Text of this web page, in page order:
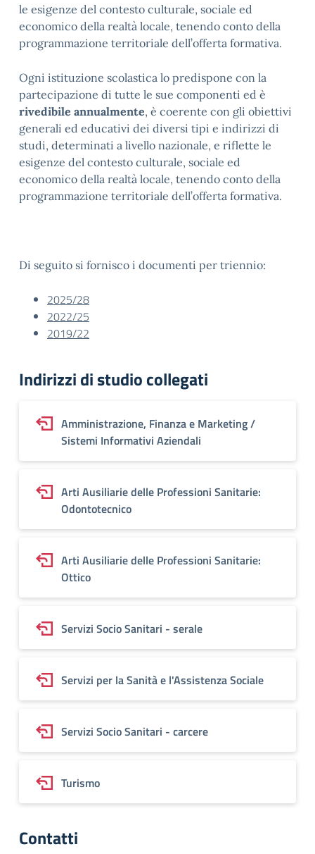
le esigenze del contesto culturale, sociale ed
economico della realtà locale, tenendo conto della
programmazione territoriale dell’offerta formativa.
Ogni istituzione scolastica lo predispone con la
partecipazione di tutte le sue componenti ed è
rivedibile annualmente, è coerente con gli obiettivi
generali ed educativi dei diversi tipi e indirizzi di
studi, determinati a livello nazionale, e riflette le
esigenze del contesto culturale, sociale ed
economico della realtà locale, tenendo conto della
programmazione territoriale dell’offerta formativa.
Di seguito si fornisco i documenti per triennio:
2025/28
2022/25
2019/22
Indirizzi di studio collegati
Amministrazione, Finanza e Marketing /
Sistemi Informativi Aziendali
Arti Ausiliarie delle Professioni Sanitarie:
Odontotecnico
Arti Ausiliarie delle Professioni Sanitarie:
Ottico
Servizi Socio Sanitari - serale
Servizi per la Sanità e l'Assistenza Sociale
Servizi Socio Sanitari - carcere
Turismo
Contatti